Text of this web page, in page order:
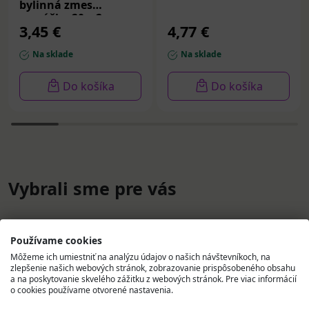
bylinná zmes
vrecúška 20 x 2 g
3,45 €
Na sklade
Do košíka
4,77 €
Na sklade
Do košíka
Vybrali sme pre vás
Používame cookies
Môžeme ich umiestniť na analýzu údajov o našich návštevníkoch, na
zlepšenie našich webových stránok, zobrazovanie prispôsobeného obsahu
a na poskytovanie skvelého zážitku z webových stránok. Pre viac informácií
o cookies používame otvorené nastavenia.